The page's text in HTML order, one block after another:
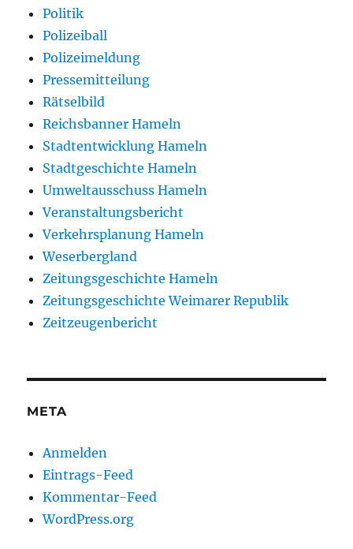
Politik
Polizeiball
Polizeimeldung
Pressemitteilung
Rätselbild
Reichsbanner Hameln
Stadtentwicklung Hameln
Stadtgeschichte Hameln
Umweltausschuss Hameln
Veranstaltungsbericht
Verkehrsplanung Hameln
Weserbergland
Zeitungsgeschichte Hameln
Zeitungsgeschichte Weimarer Republik
Zeitzeugenbericht
META
Anmelden
Eintrags-Feed
Kommentar-Feed
WordPress.org